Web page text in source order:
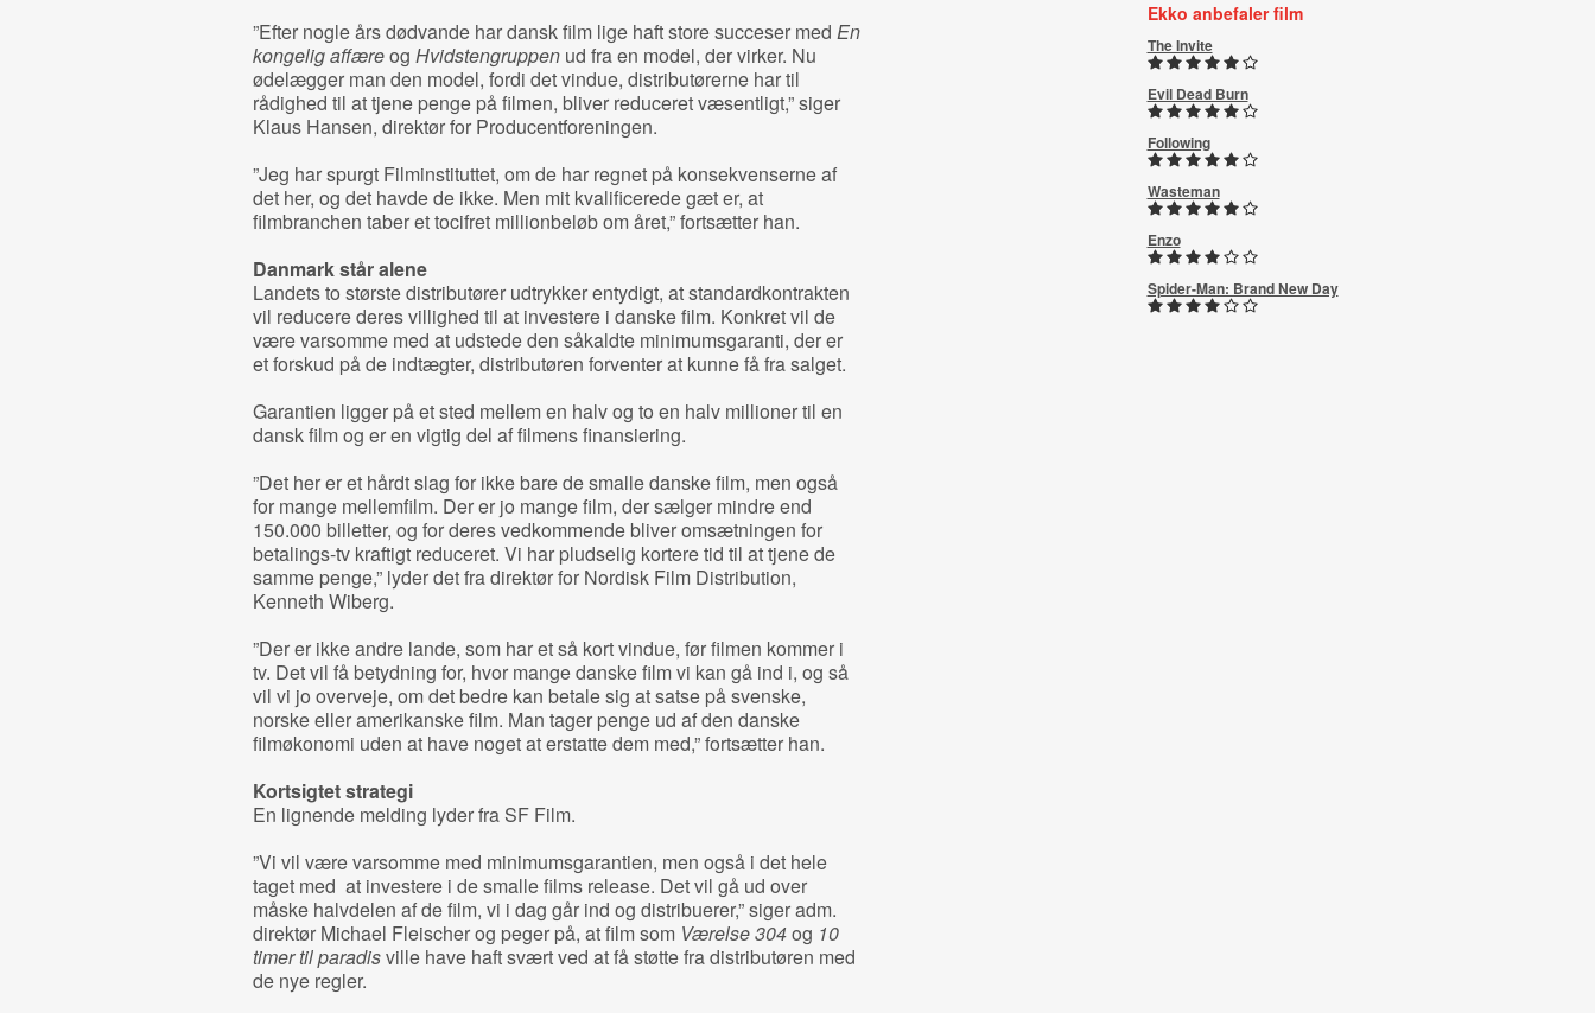
”Efter nogle års dødvande har dansk film lige haft store succeser med En
kongelig affæreog Hvidstengruppenud fra en model, der virker. Nu
ødelægger man den model, fordi det vindue, distributørerne har til
rådighed til at tjene penge på filmen, bliver reduceret væsentligt,” siger
Klaus Hansen, direktør for Producentforeningen.
”Jeg har spurgt Filminstituttet, om de har regnet på konsekvenserne af
det her, og det havde de ikke. Men mit kvalificerede gæt er, at
filmbranchen taber et tocifret millionbeløb om året,” fortsætter han.
Danmark står alene
Landets to største distributører udtrykker entydigt, at standardkontrakten
vil reducere deres villighed til at investere i danske film. Konkret vil de
være varsomme med at udstede den såkaldte minimumsgaranti, der er
et forskud på de indtægter, distributøren forventer at kunne få fra salget.
Garantien ligger på et sted mellem en halv og to en halv millioner til en
dansk film og er en vigtig del af filmens finansiering.
”Det her er et hårdt slag for ikke bare de smalle danske film, men også
for mange mellemfilm. Der er jo mange film, der sælger mindre end
150.000 billetter, og for deres vedkommende bliver omsætningen for
betalings-tv kraftigt reduceret. Vi har pludselig kortere tid til at tjene de
samme penge,” lyder det fra direktør for Nordisk Film Distribution,
Kenneth Wiberg.
”Der er ikke andre lande, som har et så kort vindue, før filmen kommer i
tv. Det vil få betydning for, hvor mange danske film vi kan gå ind i, og så
vil vi jo overveje, om det bedre kan betale sig at satse på svenske,
norske eller amerikanske film. Man tager penge ud af den danske
filmøkonomi uden at have noget at erstatte dem med,” fortsætter han.
Kortsigtet strategi
En lignende melding lyder fra SF Film.
”Vi vil være varsomme med minimumsgarantien, men også i det hele
taget med at investere i de smalle films release. Det vil gå ud over
måske halvdelen af de film, vi i dag går ind og distribuerer,” siger adm.
direktør Michael Fleischer og peger på, at film som Værelse 304og 10
timer til paradisville have haft svært ved at få støtte fra distributøren med
de nye regler.
Ekko anbefaler film
The Invite
Evil Dead Burn
Following
Wasteman
Enzo
Spider-Man: Brand New Day